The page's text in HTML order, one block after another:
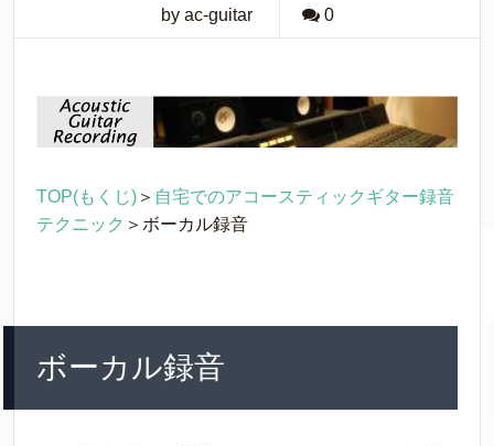
by ac-guitar 0
TOP(もくじ) ＞ 自宅でのアコースティックギター録音
テクニック ＞ボーカル録音
ボーカル録音